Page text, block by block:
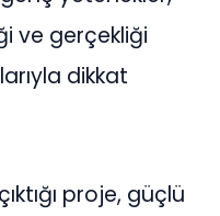
ve gerçekliği
dikkat
proje, güçlü